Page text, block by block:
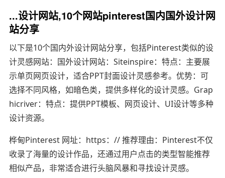
...设计网站,10个网站pinterest国内国外设计网
站分享
以下是10个国内外设计网站分享，包括Pinterest类似的设
计灵感网站：国外设计网站：Siteinspire：特点：主要展
示单页网页设计，适合PPT封面设计灵感参考。优势：可
选择不同风格，如暗色类，提供多样化的设计灵感。Grap
hicriver：特点：提供PPT模板、网页设计、UI设计等多种
设计资源。
桦甸Pinterest 网址：https：// 推荐理由：Pinterest不仅
收录了海量的设计作品，还通过用户点击的类型智能推荐
相似产品，非常适合进行头脑风暴和寻找设计灵感。